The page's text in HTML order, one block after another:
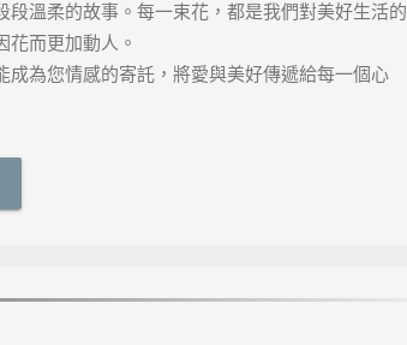
溫柔的故事。每一束花，都是我們對美好生活的
而更加動人。
為您情感的寄託，將愛與美好傳遞給每一個心